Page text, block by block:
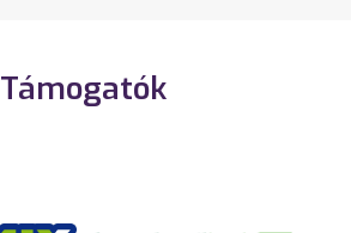
Támogatók